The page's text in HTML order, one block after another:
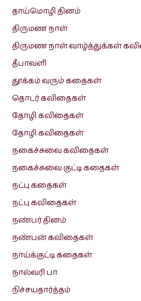
தாய்மொழி தினம்
திருமண நாள்
திருமண நாள் வாழ்த்துக்கள்
தீபாவளி
தூக்கம் வரும் கதைகள்
தொடர் கவிதைகள்
தோழி கவிதைகள்
தோழி கவிதைகள்
நகைச்சுவை கவிதைகள்
நகைச்சுவை குட்டி கதைகள்
நட்பு கதைகள்
நட்பு கவிதைகள்
நண்பர் தினம்
நண்பன் கவிதைகள்
நாய்க்குட்டி கதைகள்
நால்வரி பா
நிச்சயதார்த்தம்